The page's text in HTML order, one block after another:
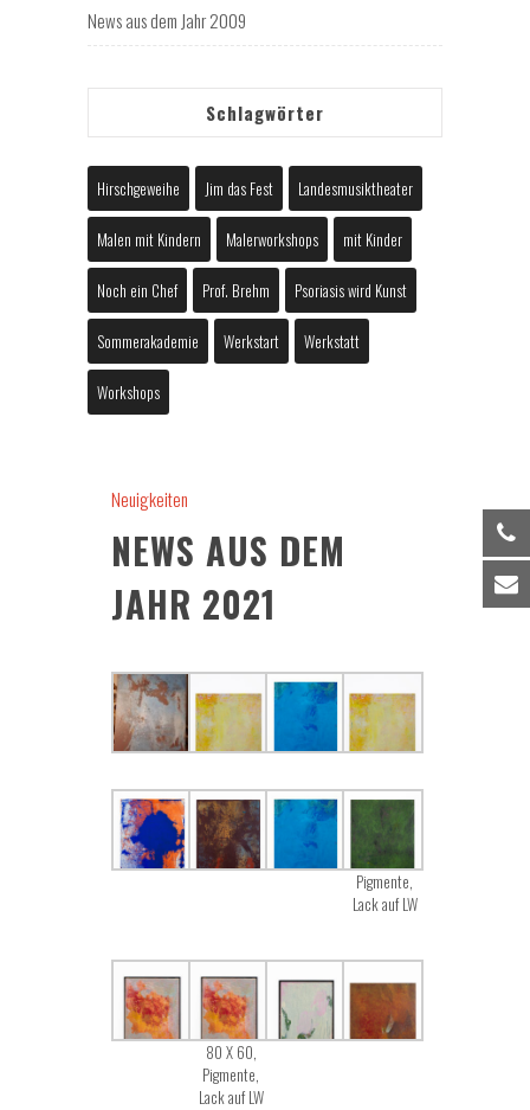
News aus dem Jahr 2009
Schlagwörter
Hirschgeweihe Jim das Fest Landesmusiktheater
Malen mit Kindern Malerworkshops mit Kinder
Noch ein Chef Prof. Brehm Psoriasis wird Kunst
Sommerakademie Werkstart Werkstatt
Workshops
Neuigkeiten
NEWS AUS DEM
JAHR 2021
Pigmente,
Lack auf LW
80 X 60,
Pigmente,
Lack auf LW